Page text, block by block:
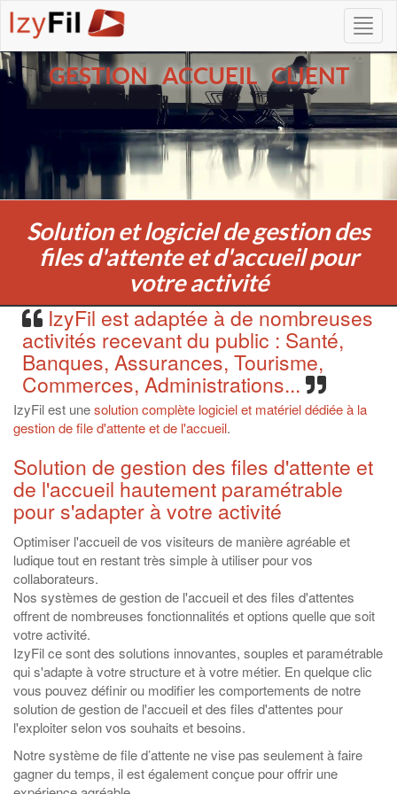
GESTION ACCUEIL CLIENT
Solution et logiciel de gestion des
files d'attente et d'accueil pour
votre activité
IzyFil est adaptée à de nombreuses
activités recevant du public : Santé,
Banques, Assurances, Tourisme,
Commerces, Administrations...
IzyFil est unesolution complète logiciel et matériel dédiée à la
gestion de file d'attente et de l'accueil.
Solution de gestion des files d'attente et
de l'accueil hautement paramétrable
pour s'adapter à votre activité
Optimiser l'accueil de vos visiteurs de manière agréable et
ludique tout en restant très simple à utiliser pour vos
collaborateurs.
Nos systèmes de gestion de l'accueil et des files d'attentes
offrent de nombreuses fonctionnalités et options quelle que soit
votre activité.
IzyFil ce sont des solutions innovantes, souples et paramétrable
qui s'adapte à votre structure et à votre métier. En quelque clic
vous pouvez définir ou modifier les comportements de notre
solution de gestion de l'accueil et des files d'attentes pour
l'exploiter selon vos souhaits et besoins.
Notre système de file d’attente ne vise pas seulement à faire
gagner du temps, il est également conçue pour offrir une